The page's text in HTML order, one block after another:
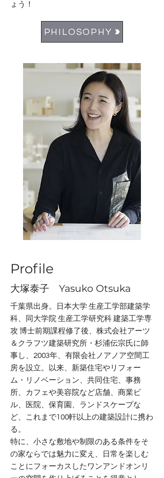
ょう！
PHILOSOPHY
Profile
​大塚泰子 Yasuko Otsuka
千葉県出身。日本大学 生産工学部建築学
科、同大学院 生産工学研究科 建築工学専
攻 博士前期課程修了後、株式会社アーツ
＆クラフツ建築研究所・杉浦伝宗氏に師
事し、2003年、有限会社ノアノア空間工
房を設立。以来、新築住宅やリフォー
ム・リノベーション、共同住宅、事務
所、カフェや美容院など店舗、商業ビ
ル、医院、保育園、ランドスケープな
ど、これまで100軒以上の建築設計に携わ
る。
特に、小さな敷地や制限のある条件をそ
の家ならでは魅力に変え、日常を楽しむ
ことにフォーカスしたワンアンドオンリ